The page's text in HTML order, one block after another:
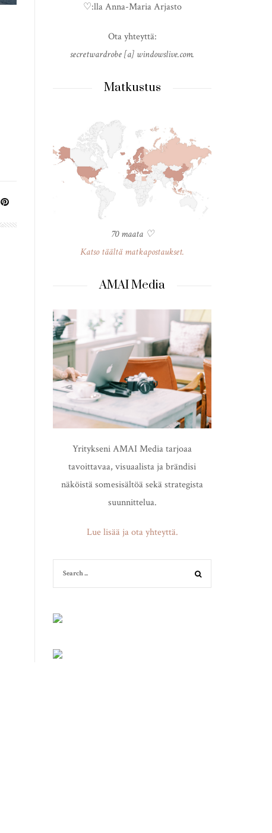
♡:lla Anna-Maria Arjasto
Ota yhteyttä:
secretwardrobe [a] windowslive.com.
Matkustus
70 maata ♡
Katso täältä matkapostaukset.
AMAI Media
Yritykseni AMAI Media tarjoaa
tavoittavaa, visuaalista ja brändisi
näköistä somesisältöä sekä strategista
suunnittelua.
Lue lisää ja ota yhteyttä.